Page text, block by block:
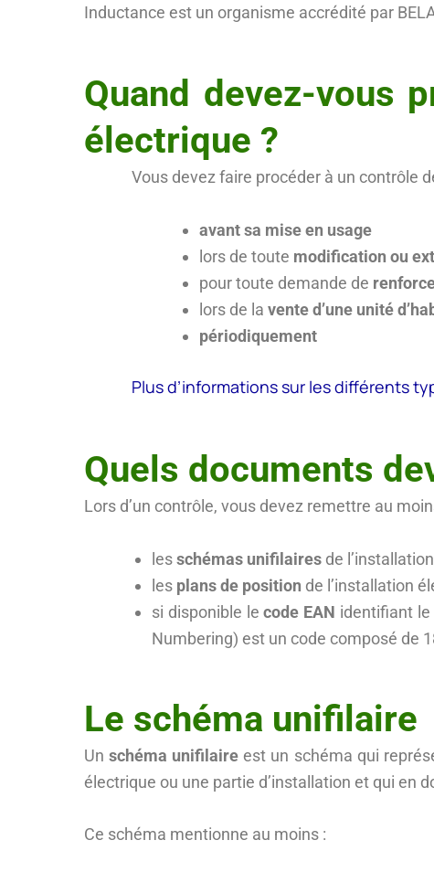
Inductance est un organisme accrédité par
Quand devez-vous
électrique ?
Vous devez faire procéder à un contrôle
avant sa mise en usage
lors de toute modification ou
pour toute demande de
lors de la vente d’une unité
périodiquement
Plus d’informations sur les différents
Quels documents
Lors d’un contrôle, vous devez remettre au
lesschémas unifilaires de
les plans de position de l’installation
si disponible lecode EAN identifiant le
Numbering) est un code composé de
Le schéma unifilaire
Unschéma unifilaire est un schéma qui
électrique ou une partie d’installation et qui en
Ce schéma mentionne au moins :